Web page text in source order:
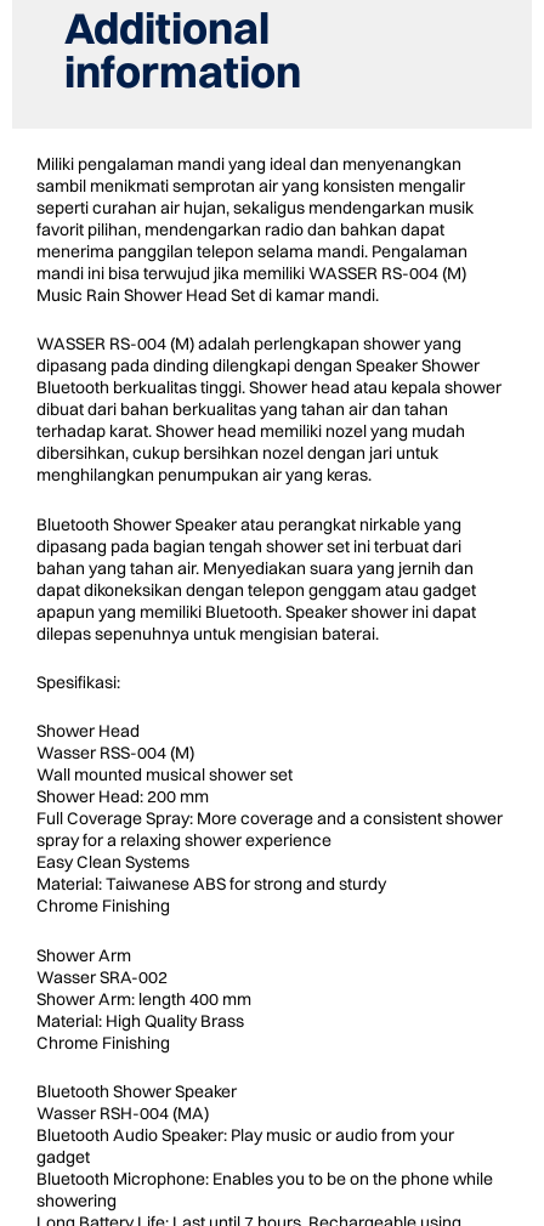
Additional
information
Miliki pengalaman mandi yang ideal dan menyenangkan
sambil menikmati semprotan air yang konsisten mengalir
seperti curahan air hujan, sekaligus mendengarkan musik
favorit pilihan, mendengarkan radio dan bahkan dapat
menerima panggilan telepon selama mandi. Pengalaman
mandi ini bisa terwujud jika memiliki WASSER RS-004 (M)
Music Rain Shower Head Set di kamar mandi.
WASSER RS-004 (M) adalah perlengkapan shower yang
dipasang pada dinding dilengkapi dengan Speaker Shower
Bluetooth berkualitas tinggi. Shower head atau kepala shower
dibuat dari bahan berkualitas yang tahan air dan tahan
terhadap karat. Shower head memiliki nozel yang mudah
dibersihkan, cukup bersihkan nozel dengan jari untuk
menghilangkan penumpukan air yang keras.
Bluetooth Shower Speaker atau perangkat nirkable yang
dipasang pada bagian tengah shower set ini terbuat dari
bahan yang tahan air. Menyediakan suara yang jernih dan
dapat dikoneksikan dengan telepon genggam atau gadget
apapun yang memiliki Bluetooth. Speaker shower ini dapat
dilepas sepenuhnya untuk mengisian baterai.
Spesifikasi:
Shower Head
Wasser RSS-004 (M)
Wall mounted musical shower set
Shower Head: 200 mm
Full Coverage Spray: More coverage and a consistent shower
spray for a relaxing shower experience
Easy Clean Systems
Material: Taiwanese ABS for strong and sturdy
Chrome Finishing
Shower Arm
Wasser SRA-002
Shower Arm: length 400 mm
Material: High Quality Brass
Chrome Finishing
Bluetooth Shower Speaker
Wasser RSH-004 (MA)
Bluetooth Audio Speaker: Play music or audio from your
gadget
Bluetooth Microphone: Enables you to be on the phone while
showering